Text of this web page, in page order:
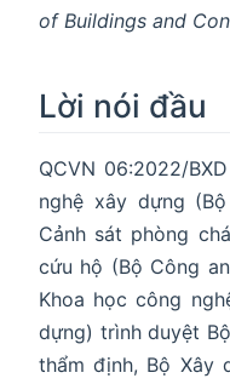
of Buildings and
Lời nói đầu
QCVN 06:2022/
nghệ xây dựng
Cảnh sát phòng
cứu hộ (Bộ Công
Khoa học công
dựng) trình duyệt
thẩm định, Bộ Xây